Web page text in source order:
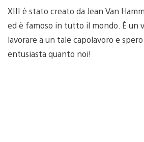
XIII è stato creato da Jean Van
ed è famoso in tutto il mondo. È un
lavorare a un tale capolavoro e
entusiasta quanto noi!